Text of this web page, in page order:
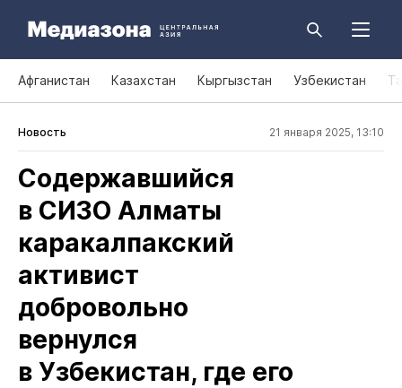
Афганистан Казахстан Кыргызстан Узбекистан
Новость 21 января 2025, 13:10
Содержавшийся
в СИЗО Алматы
каракалпакский
активист
добровольно
вернулся
в Узбекистан, где его